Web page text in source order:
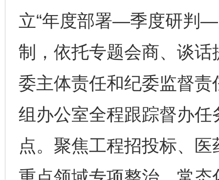
立“年度部署—季度研判
制，依托专题会商、谈
委主体责任和纪委监督
组办公室全程跟踪督办
点。聚焦工程招投标、